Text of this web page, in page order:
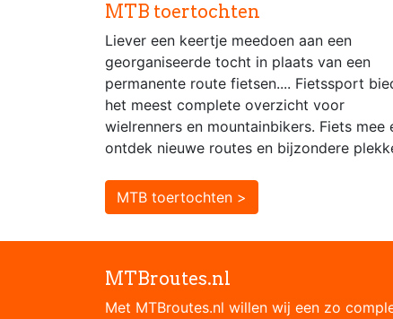
MTB toertochten
Liever een keertje meedoen aan een
georganiseerde tocht in plaats van een
permanente route fietsen.... Fietssport
het meest complete overzicht voor
wielrenners en mountainbikers. Fiets mee
ontdek nieuwe routes en bijzondere
MTB toertochten >
MTBroutes.nl
Met MTBroutes.nl willen wij een zo